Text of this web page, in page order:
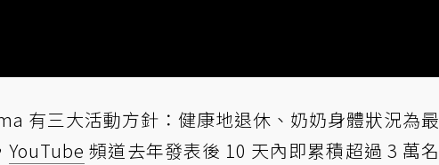
有三大活動方針：健康地退休、奶奶身體狀況為最
YouTube 頻道去年發表後 10 天內即累積超過 3 萬名